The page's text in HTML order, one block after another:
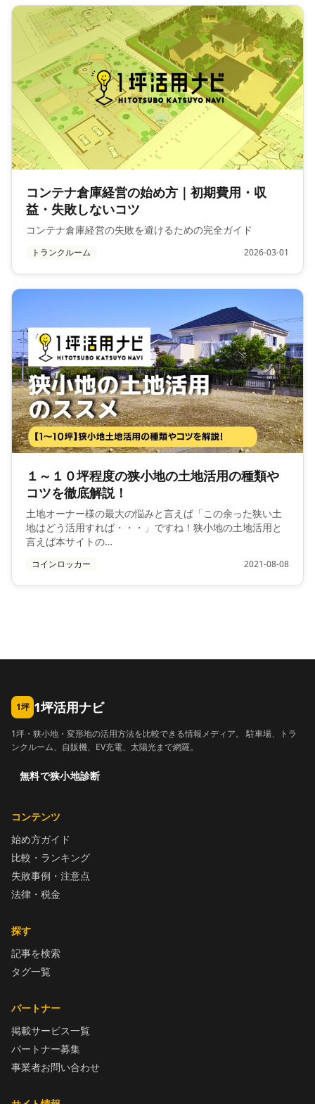
コンテナ倉庫経営の始め方｜初期費用・収
益・失敗しないコツ
コンテナ倉庫経営の失敗を避けるための完全ガイド
トランクルーム 2026-03-01
１～１０坪程度の狭小地の土地活用の種類や
コツを徹底解説！
土地オーナー様の最大の悩みと言えば「この余った狭い土
地はどう活用すれば・・・」ですね！狭小地の土地活用と
言えば本サイトの…
コインロッカー 2021-08-08
1坪 1坪活用ナビ
1坪・狭小地・変形地の活用方法を比較できる情報メディア。 駐車場、トラ
ンクルーム、自販機、EV充電、太陽光まで網羅。
無料で狭小地診断
コンテンツ
始め方ガイド
比較・ランキング
失敗事例・注意点
法律・税金
探す
記事を検索
タグ一覧
パートナー
掲載サービス一覧
パートナー募集
事業者お問い合わせ